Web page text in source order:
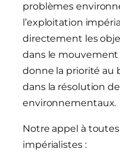
problèmes
l’exploitation
directement les
dans le
donne la priorité au
dans la résolution
environnementaux.
Notre appel à
impérialistes :